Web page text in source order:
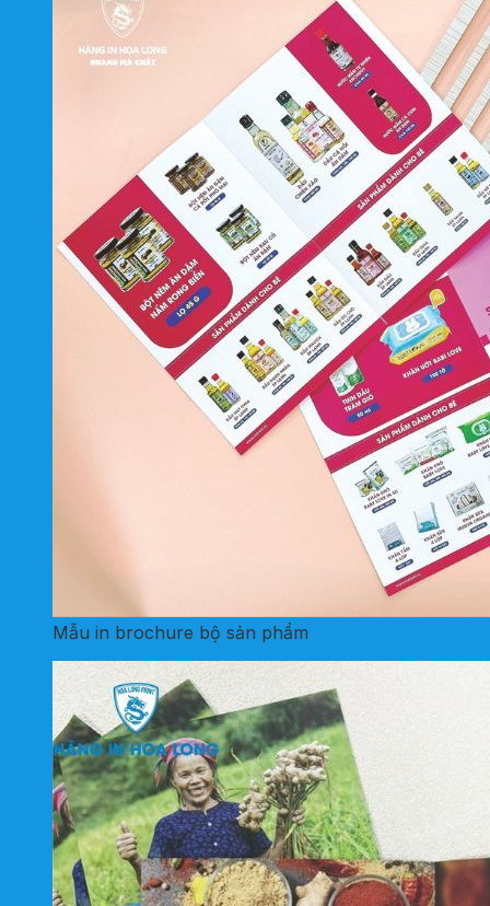
Mẫu in brochure bộ sản phẩm